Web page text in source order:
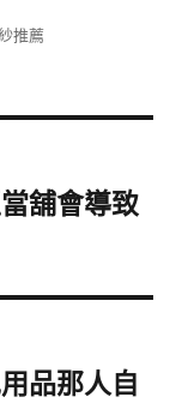
推薦
舖會導致
品那人自